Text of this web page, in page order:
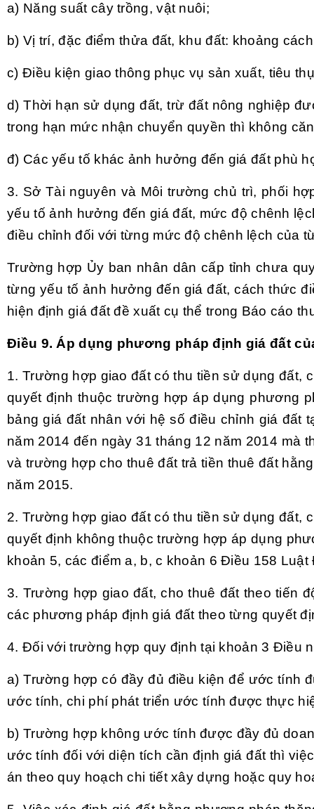
a) Năng suất cây trồng, vật nuôi;
b) Vị trí, đặc điểm thửa đất, khu đất: khoảng
c) Điều kiện giao thông phục vụ sản xuất, tiêu
d) Thời hạn sử dụng đất, trừ đất nông nghiệp
trong hạn mức nhận chuyển quyền thì không
đ) Các yếu tố khác ảnh hưởng đến giá đất phù
3. Sở Tài nguyên và Môi trường chủ trì, phối
yếu tố ảnh hưởng đến giá đất, mức độ chênh
điều chỉnh đối với từng mức độ chênh lệch của
Trường hợp Ủy ban nhân dân cấp tỉnh chưa
từng yếu tố ảnh hưởng đến giá đất, cách thức
hiện định giá đất đề xuất cụ thể trong Báo cáo
Điều 9. Áp dụng phương pháp định giá đất
1. Trường hợp giao đất có thu tiền sử dụng đất,
quyết định thuộc trường hợp áp dụng phương
bảng giá đất nhân với hệ số điều chỉnh giá đất
năm 2014 đến ngày 31 tháng 12 năm 2014 mà
và trường hợp cho thuê đất trả tiền thuê đất
năm 2015.
2. Trường hợp giao đất có thu tiền sử dụng đất,
quyết định không thuộc trường hợp áp dụng
khoản 5, các điểm a, b, c khoản 6 Điều 158
3. Trường hợp giao đất, cho thuê đất theo tiến
các phương pháp định giá đất theo từng quyết
4. Đối với trường hợp quy định tại khoản 3 Điều
a) Trường hợp có đầy đủ điều kiện để ước tính
ước tính, chi phí phát triển ước tính được thực
b) Trường hợp không ước tính được đầy đủ
ước tính đối với diện tích cần định giá đất thì
án theo quy hoạch chi tiết xây dựng hoặc quy